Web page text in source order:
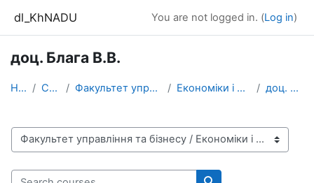
dl_KhNADU You are not logged in. (Log in)
доц. Блага В.В.
Home Courses Факультет управління та бізнесу Економіки i підприємництва доц. Блага В.В.
Course categories
Search courses